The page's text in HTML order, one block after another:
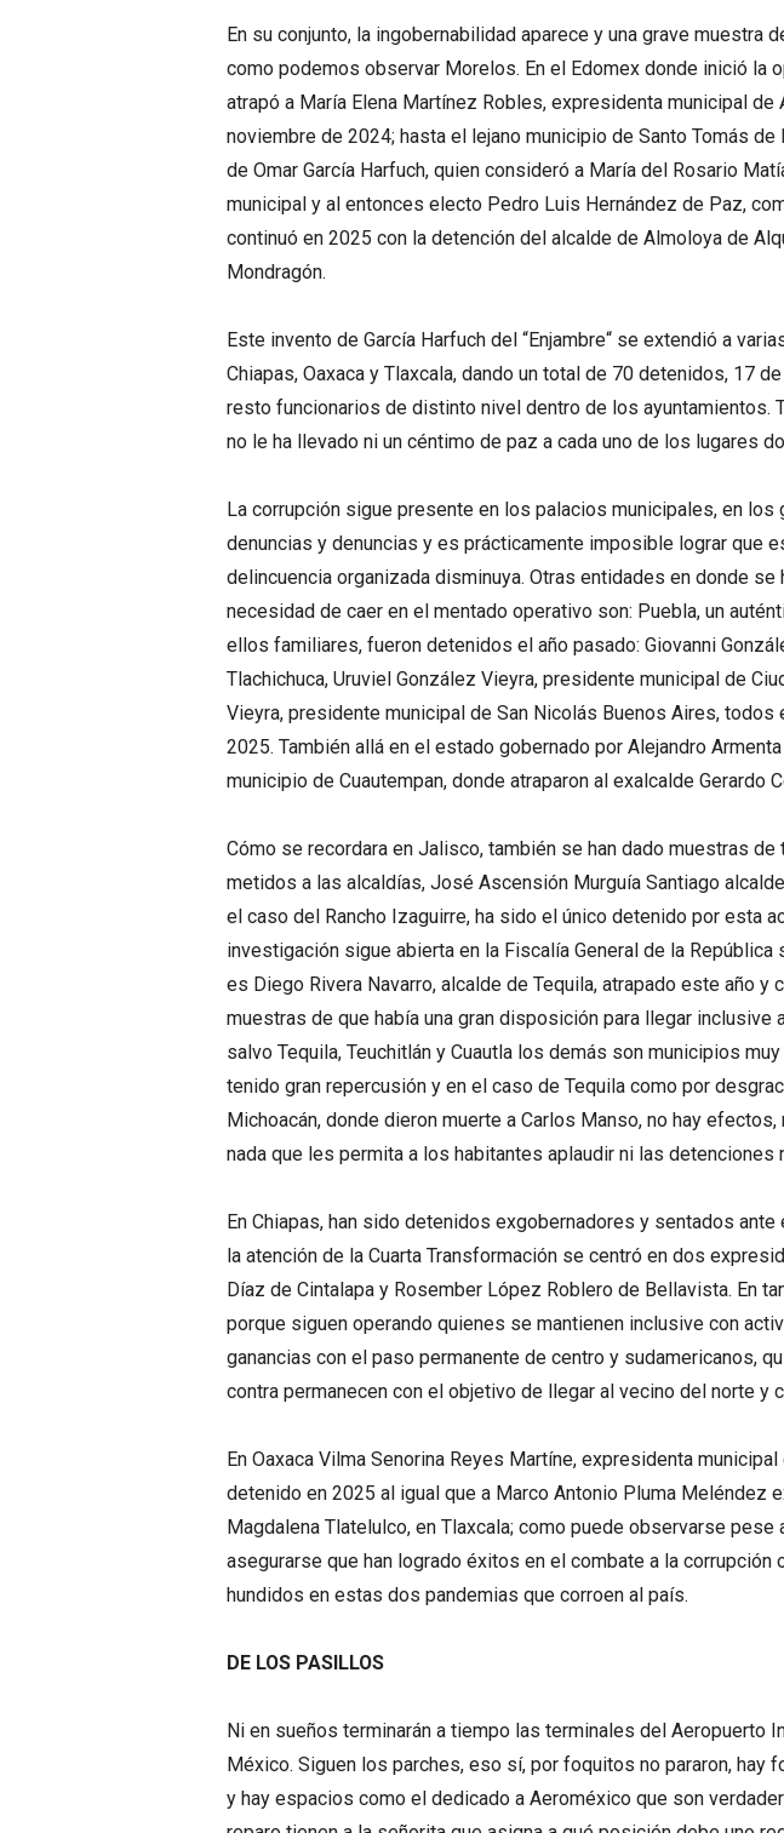
En su conjunto, la ingobernabilidad aparece y una grave muestra
como podemos observar Morelos. En el Edomex donde inició la
atrapó a María Elena Martínez Robles, expresidenta municipal de
noviembre de 2024; hasta el lejano municipio de Santo Tomás
de Omar García Harfuch, quien consideró a María del Rosario
municipal y al entonces electo Pedro Luis Hernández de Paz,
continuó en 2025 con la detención del alcalde de Almoloya de
Mondragón.
Este invento de García Harfuch del “Enjambre“ se extendió a
Chiapas, Oaxaca y Tlaxcala, dando un total de 70 detenidos, 17
resto funcionarios de distinto nivel dentro de los ayuntamientos.
no le ha llevado ni un céntimo de paz a cada uno de los lugares
La corrupción sigue presente en los palacios municipales, en
denuncias y denuncias y es prácticamente imposible lograr que
delincuencia organizada disminuya. Otras entidades en donde
necesidad de caer en el mentado operativo son: Puebla, un
ellos familiares, fueron detenidos el año pasado: Giovanni
Tlachichuca, Uruviel González Vieyra, presidente municipal de
Vieyra, presidente municipal de San Nicolás Buenos Aires,
2025. También allá en el estado gobernado por Alejandro
municipio de Cuautempan, donde atraparon al exalcalde Gerardo
Cómo se recordara en Jalisco, también se han dado muestras
metidos a las alcaldías, José Ascensión Murguía Santiago
el caso del Rancho Izaguirre, ha sido el único detenido por esta
investigación sigue abierta en la Fiscalía General de la República
es Diego Rivera Navarro, alcalde de Tequila, atrapado este año y
muestras de que había una gran disposición para llegar
salvo Tequila, Teuchitlán y Cuautla los demás son municipios
tenido gran repercusión y en el caso de Tequila como por
Michoacán, donde dieron muerte a Carlos Manso, no hay
nada que les permita a los habitantes aplaudir ni las detenciones
En Chiapas, han sido detenidos exgobernadores y sentados
la atención de la Cuarta Transformación se centró en dos
Díaz de Cintalapa y Rosember López Roblero de Bellavista. En
porque siguen operando quienes se mantienen inclusive con
ganancias con el paso permanente de centro y sudamericanos,
contra permanecen con el objetivo de llegar al vecino del norte y
En Oaxaca Vilma Senorina Reyes Martíne, expresidenta
detenido en 2025 al igual que a Marco Antonio Pluma Meléndez
Magdalena Tlatelulco, en Tlaxcala; como puede observarse
asegurarse que han logrado éxitos en el combate a la corrupción
hundidos en estas dos pandemias que corroen al país.
DE LOS PASILLOS
Ni en sueños terminarán a tiempo las terminales del Aeropuerto
México. Siguen los parches, eso sí, por foquitos no pararon, hay
y hay espacios como el dedicado a Aeroméxico que son